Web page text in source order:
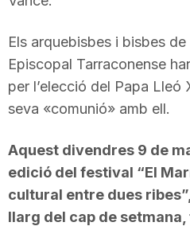
Els arquebisbes i bisbes
Episcopal Tarraconense
per l’elecció del Papa Lleó
seva «comunió» amb ell.
Aquest divendres 9 de
edició del festival “El
cultural entre dues
llarg del cap de